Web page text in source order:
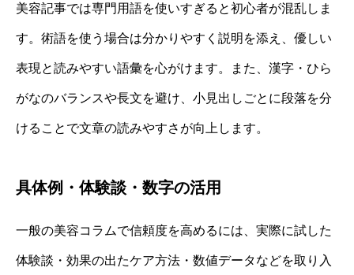
美容記事では専門用語を使いすぎると初心者が混乱しま
す。術語を使う場合は分かりやすく説明を添え、優しい
表現と読みやすい語彙を心がけます。また、漢字・ひら
がなのバランスや長文を避け、小見出しごとに段落を分
けることで文章の読みやすさが向上します。
具体例・体験談・数字の活用
一般の美容コラムで信頼度を高めるには、実際に試した
体験談・効果の出たケア方法・数値データなどを取り入